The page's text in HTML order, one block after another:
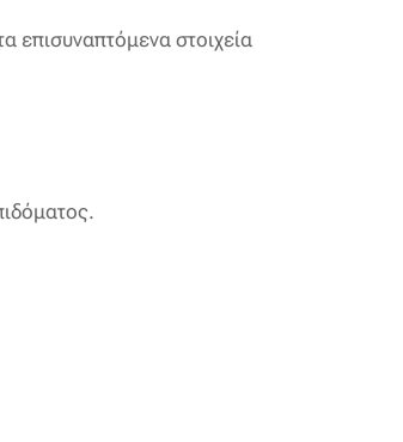
επισυναπτόμενα στοιχεία